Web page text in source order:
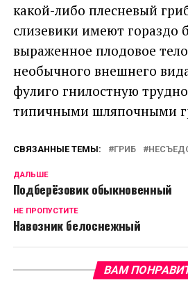
какой-либо плесневый
слизевики имеют гораздо
выраженное плодовое
необычного внешнего
фулиго гнилостную
типичными шляпочными
СВЯЗАННЫЕ ТЕМЫ: ГРИБ
ДАЛЬШЕ
Подберёзовик обыкновенный
НЕ ПРОПУСТИТЕ
Навозник белоснежный
ВАМ